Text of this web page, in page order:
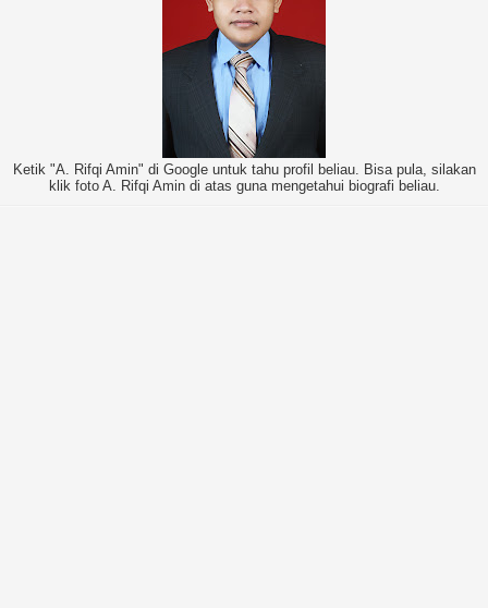
Ketik "A. Rifqi Amin" di Google untuk tahu profil beliau. Bisa pula, silakan
klik foto A. Rifqi Amin di atas guna mengetahui biografi beliau.